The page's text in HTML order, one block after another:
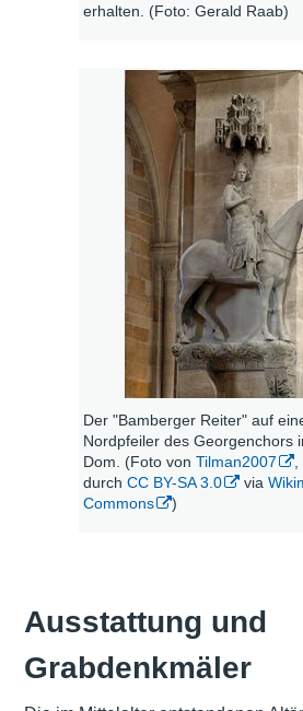
erhalten. (Foto: Gerald Raab)
Der "Bamberger Reiter" auf
Nordpfeiler des Georgenchors
Dom. (Foto von Tilman2007
,
durch CC BY-SA 3.0 via
Commons
)
Ausstattung und
Grabdenkmäler